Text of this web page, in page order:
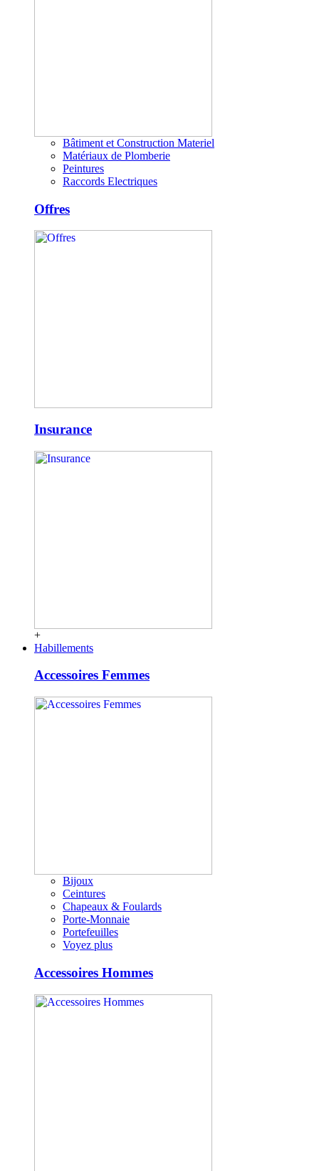
Bâtiment et Construction Materiel
Matériaux de Plomberie
Peintures
Raccords Electriques
Offres
Insurance
+
Habillements
Accessoires Femmes
Bijoux
Ceintures
Chapeaux & Foulards
Porte-Monnaie
Portefeuilles
Voyez plus
Accessoires Hommes